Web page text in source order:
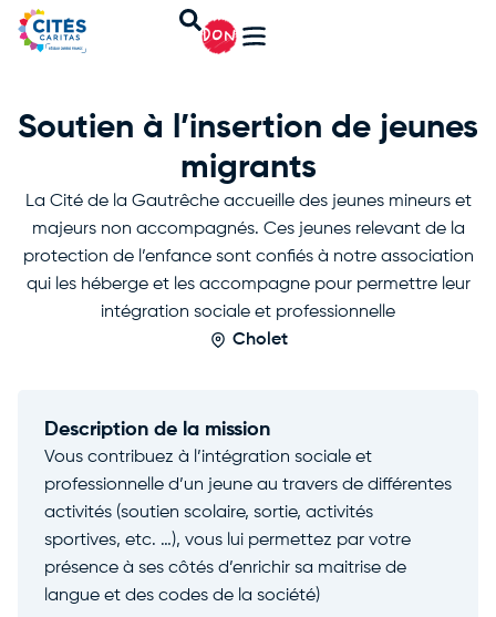
DON
Soutien à l’insertion de jeunes
migrants
La Cité de la Gautrêche accueille des jeunes mineurs et
majeurs non accompagnés. Ces jeunes relevant de la
protection de l’enfance sont confiés à notre association
qui les héberge et les accompagne pour permettre leur
intégration sociale et professionnelle
Cholet
Description de la mission
Vous contribuez à l’intégration sociale et
professionnelle d’un jeune au travers de différentes
activités (soutien scolaire, sortie, activités
sportives, etc. …), vous lui permettez par votre
présence à ses côtés d’enrichir sa maitrise de
langue et des codes de la société)